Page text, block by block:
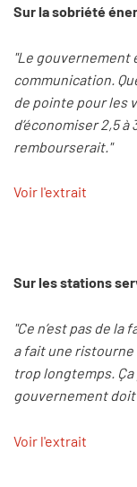
Sur la sobriété
"Le gouvernement
communication.
de pointe pour les
d’économiser 2,5
rembourserait."
Voir l'extrait
Sur les stations
"Ce n’est pas de la
a fait une ristourne
trop longtemps.
gouvernement doit
Voir l'extrait